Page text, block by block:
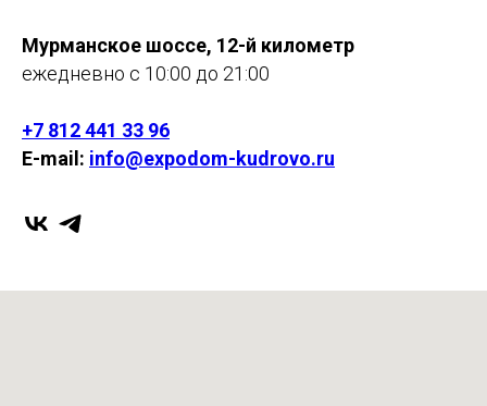
Мурманское шоссе, 12-й километр
ежедневно с 10:00 до 21:00
+7 812 441 33 96
E-mail: info@expodom-kudrovo.ru